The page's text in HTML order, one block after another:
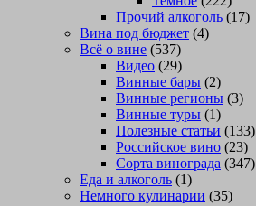
Прочий алкоголь (17)
Вина под бюджет (4)
Всё о вине (537)
Видео (29)
Винные бары (2)
Винные регионы (3)
Винные туры (1)
Полезные статьи (133)
Российское вино (23)
Сорта винограда (347)
Еда и алкоголь (1)
Немного кулинарии (35)